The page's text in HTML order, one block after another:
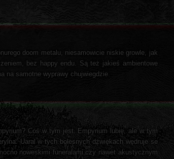
doom metalu, niesamowicie niskie growle, jak
bez happy endu. Są też jakieś ambientowe
na samotne wyprawy chujwiegdzie.
Coś w tym jest. Empyrium lubię, ale w tym
Uaral w tych bolesnych dźwiękach wędruje se
noweskimi funeralami czy nawet akustycznym